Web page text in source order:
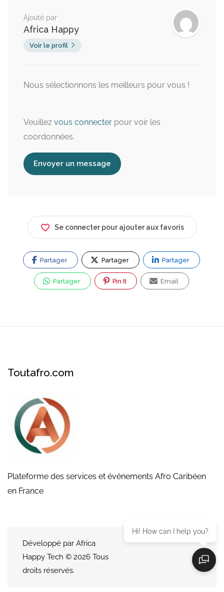
Ajouté par
Africa Happy
Voir le profil
Nous sélectionnons les meilleurs pour vous !
Veuillez vous connecter pour voir les
coordonnées.
Envoyer un message
Se connecter pour ajouter aux favoris
Partager Partager Partager
Partager Pin It Email
Toutafro.com
Plateforme des services et événements Afro Caribéen
en France
Développé par Africa
Happy Tech © 2026 Tous
droits réservés.
Hi! How can I help you?